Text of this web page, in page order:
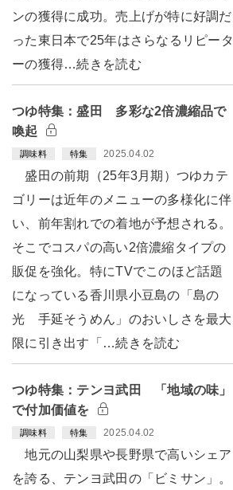
ンの獲得に成功。売上げが特に好調だ
った東日本で25年はさらなるリピータ
ーの獲得…続きを読む
つゆ特集：盛田 多彩な2倍濃縮品で
喚起
調味料 特集 2025.04.02
盛田の前期（25年3月期）つゆカテ
ゴリーは近年のメニューの多様化に伴
い、前年割れでの着地が予想される。
そこでコスパの高い2倍濃縮タイプの
販促を強化。特にTVでこのほど話題
になっている香川県小豆島の「島の
光 手延そうめん」のおいしさを最大
限に引き出す「…続きを読む
つゆ特集：テンヨ武田 「地域の味」
で付加価値を
調味料 特集 2025.04.02
地元の山梨県や長野県で高いシェア
を誇る、テンヨ武田の「ビミサン」。